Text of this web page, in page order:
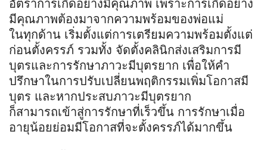
อัตราการเกิดอย่างมีคุณภาพ เพราะการเกิดอย่าง
มีคุณภาพต้องมาจากความพร้อมของพ่อแม่
ในทุกด้าน เริ่มตั้งแต่การเตรียมความพร้อมตั้งแต่
ก่อนตั้งครรภ์ รวมทั้ง จัดตั้งคลินิกส่งเสริมการมี
บุตรและการรักษาภาวะมีบุตรยาก เพื่อให้คำ
ปรึกษาในการปรับเปลี่ยนพฤติกรรมเพิ่มโอกาสมี
บุตร และหากประสบภาวะมีบุตรยาก
ก็สามารถเข้าสู่การรักษาที่เร็วขึ้น การรักษาเมื่อ
อายุน้อยย่อมมีโอกาสที่จะตั้งครรภ์ได้มากขึ้น